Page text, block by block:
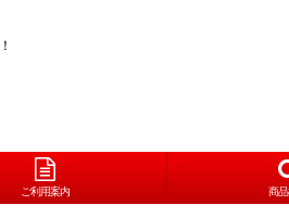
ご利用案内 商